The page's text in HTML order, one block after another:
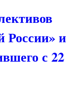
России» и
с 22